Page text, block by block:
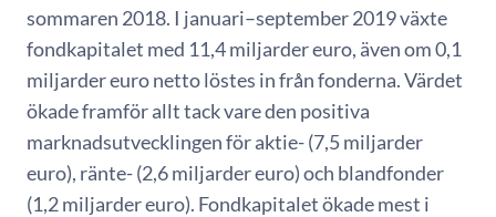
sommaren 2018. I januari–september 2019 växte
fondkapitalet med 11,4 miljarder euro, även om 0,1
miljarder euro netto löstes in från fonderna. Värdet
ökade framför allt tack vare den positiva
marknadsutvecklingen för aktie- (7,5 miljarder
euro), ränte- (2,6 miljarder euro) och blandfonder
(1,2 miljarder euro). Fondkapitalet ökade mest i